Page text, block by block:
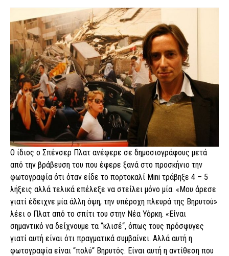
O ίδιος ο Σπένσερ Πλατ ανέφερε σε δημοσιογράφους μετά
από την βράβευση του που έφερε ξανά στο προσκήνιο την
φωτογραφία ότι όταν είδε το πορτοκαλί Mini τράβηξε 4 – 5
λήξεις αλλά τελικά επέλεξε να στείλει μόνο μία. «Μου άρεσε
γιατί έδειχνε μία άλλη όψη, την υπέροχη πλευρά της Βηρυτού»
λέει ο Πλατ από το σπίτι του στην Νέα Υόρκη. «Είναι
σημαντικό να δείχνουμε τα “κλισέ“, όπως τους πρόσφυγες
γιατί αυτή είναι ότι πραγματικά συμβαίνει. Αλλά αυτή η
φωτογραφία είναι “πολύ“ Βηρυτός. Είναι αυτή η αντίθεση που